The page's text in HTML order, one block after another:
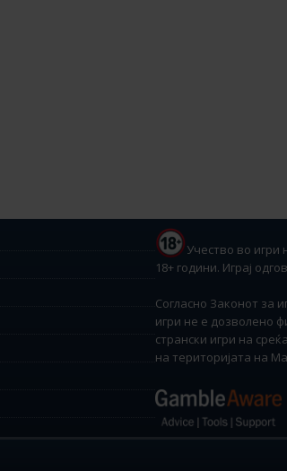
Учество во игри
18+ години. Играј
Согласно Законот за
игри не е дозволено
странски игри на
на територијата на